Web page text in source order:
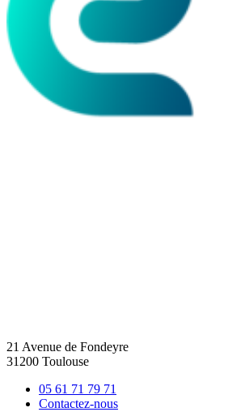
21 Avenue de Fondeyre
31200 Toulouse
05 61 71 79 71
Contactez-nous